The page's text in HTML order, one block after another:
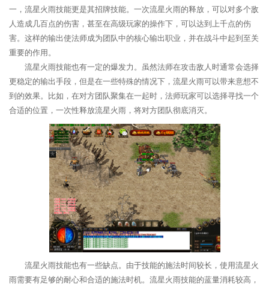
一，流星火雨技能更是其招牌技能。一次流星火雨的释放，可以对多个敌
人造成几百点的伤害，甚至在高级玩家的操作下，可以达到上千点的伤
害。这样的输出使法师成为团队中的核心输出职业，并在战斗中起到至关
重要的作用。
流星火雨技能也有一定的爆发力。虽然法师在攻击敌人时通常会选择
更稳定的输出手段，但是在一些特殊的情况下，流星火雨可以带来意想不
到的效果。比如，在对方团队聚集在一起时，法师玩家可以选择寻找一个
合适的位置，一次性释放流星火雨，将对方团队彻底消灭。
流星火雨技能也有一些缺点。由于技能的施法时间较长，使用流星火
雨需要有足够的耐心和合适的施法时机。流星火雨技能的蓝量消耗较高，